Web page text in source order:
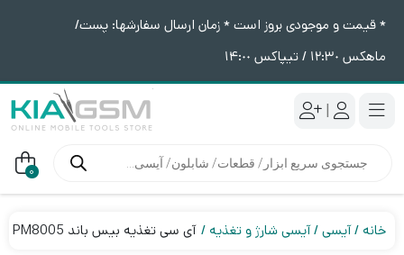
* قیمت و موجودی بروز است * زمان ارسال سفارشها: پست/
ماهکس ١٢:٣٠ / تیپاکس ١۴:٠٠
|
محصولات 0
خانه آیسی آیسی شارژ و تغذیه آی سی تغذیه بیس باند PM8005